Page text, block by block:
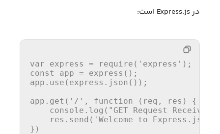
در Express.js است:
var express = require ( 'express'
const
app = express ();
app. use (express. json ());
app. get ( '/' , function ( req, res ) {
console . log ( "GET Request Received"
    res.
send ( 'Welcome to Express.js
})